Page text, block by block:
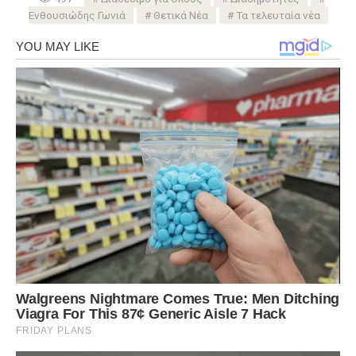
Ενθουσιώδης Γωνιά
Θετικά Νέα Τα τελευταία νέα